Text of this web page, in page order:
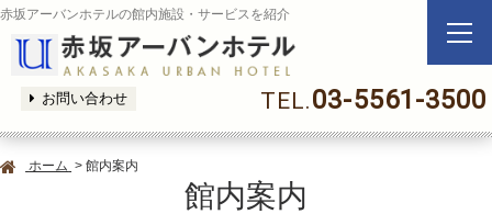
赤坂アーバンホテルの館内施設・サービスを紹介
TEL.03-5561-3500
お問い合わせ
ホーム > 館内案内
館内案内